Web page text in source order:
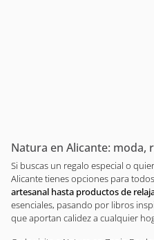
Natura en Alicante: moda,
Si buscas un regalo especial o
Alicante tienes opciones para
artesanal hasta productos de
esenciales, pasando por libros
que aportan calidez a cualquier